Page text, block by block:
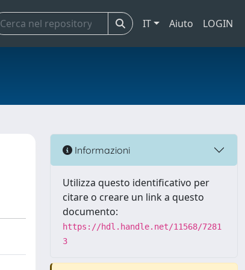
IT Aiuto LOGIN
Informazioni
Utilizza questo identificativo per
citare o creare un link a questo
documento:
https://hdl.handle.net/11568/7281
3